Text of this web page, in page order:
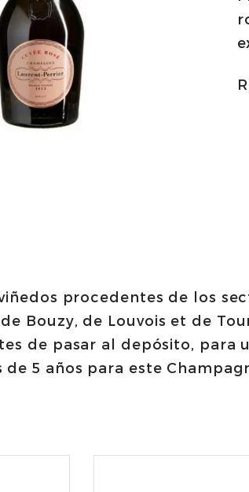
procedentes de los
Bouzy, de Louvois et de
de pasar al depósito, para
5 años para este